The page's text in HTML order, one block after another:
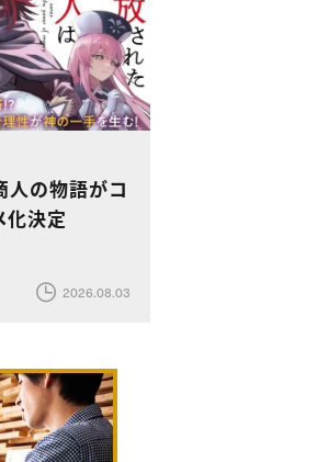
人の物語がコ
化決定
2026.08.03